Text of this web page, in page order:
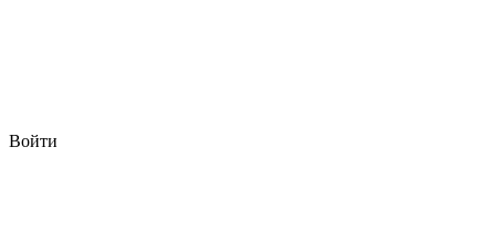
Войти